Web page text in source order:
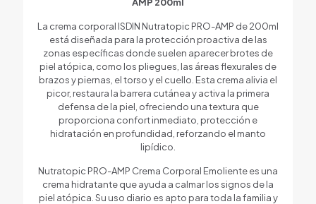
La crema corporal ISDIN Nutratopic PRO-AMP de 200ml
está diseñada para la protección proactiva de las
zonas específicas donde suelen aparecer brotes de
piel atópica, como los pliegues, las áreas flexurales de
brazos y piernas, el torso y el cuello. Esta crema alivia el
picor, restaura la barrera cutánea y activa la primera
defensa de la piel, ofreciendo una textura que
proporciona confort inmediato, protección e
hidratación en profundidad, reforzando el manto
lipídico.
Nutratopic PRO-AMP Crema Corporal Emoliente es una
crema hidratante que ayuda a calmar los signos de la
piel atópica. Su uso diario es apto para toda la familia y